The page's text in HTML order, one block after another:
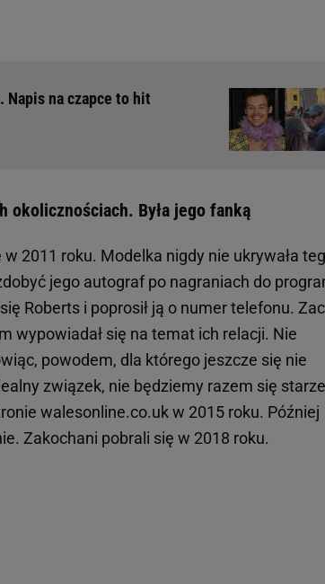
Napis na czapce to hit
okolicznościach. Była jego fanką
2011 roku. Modelka nigdy nie ukrywała
jego autograf po nagraniach do
Roberts i poprosił ją o numer telefonu.
wypowiadał się na temat ich relacji. Nie
powodem, dla którego jeszcze się nie
związek, nie będziemy razem się
walesonline.co.uk w 2015 roku. Później
Zakochani pobrali się w 2018 roku.